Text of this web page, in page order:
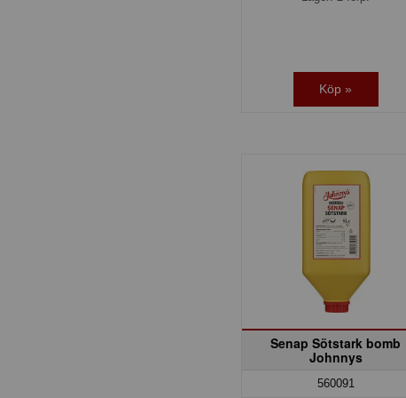
Köp »
Senap Sötstark bomb
Johnnys
560091